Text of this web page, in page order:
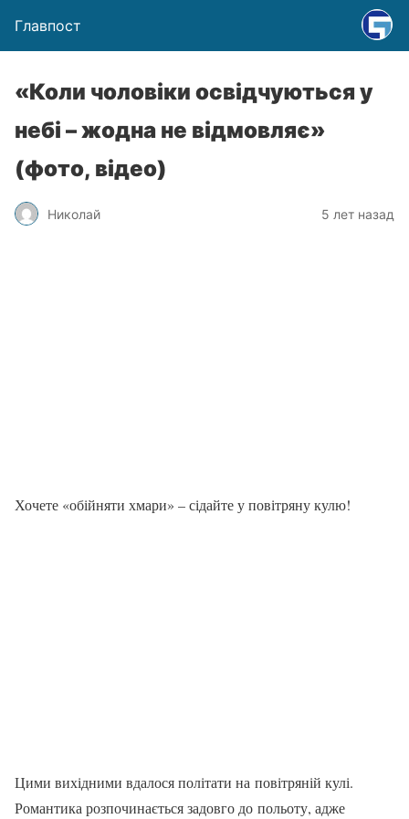
Главпост
«Коли чоловіки освідчуються у
небі – жодна не відмовляє»
(фото, відео)
Николай 5 лет назад
Хочете «обійняти хмари» – сідайте у повітряну кулю!
Цими вихідними вдалося політати на повітряній кулі.
Романтика розпочинається задовго до польоту, адже